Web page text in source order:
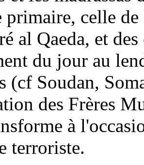
primaire, celle
al Qaeda, et
du jour au
(cf Soudan,
des Frères
à
terroriste.